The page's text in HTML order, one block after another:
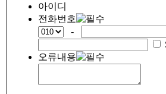
아이디
전화번호
-
오류내용